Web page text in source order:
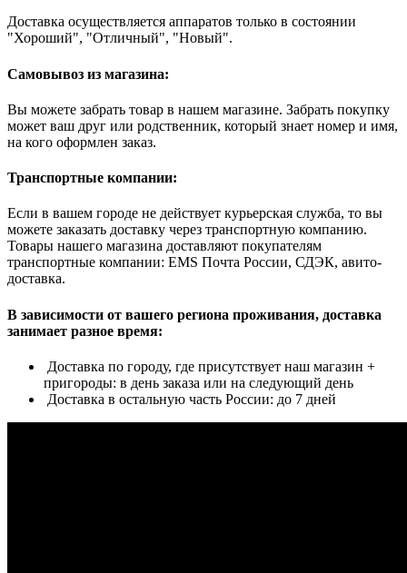
Доставка осуществляется аппаратов только в состоянии
"Хороший", "Отличный", "Новый".
Самовывоз из магазина:
Вы можете забрать товар в нашем магазине. Забрать покупку
может ваш друг или родственник, который знает номер и имя,
на кого оформлен заказ.
Транспортные компании:
Если в вашем городе не действует курьерская служба, то вы
можете заказать доставку через транспортную компанию.
Товары нашего магазина доставляют покупателям
транспортные компании: EMS Почта России, СДЭК, авито-
доставка.
В зависимости от вашего региона проживания, доставка
занимает разное время:
Доставка по городу, где присутствует наш магазин +
пригороды: в день заказа или на следующий день
Доставка в остальную часть России: до 7 дней